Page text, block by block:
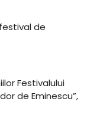
de
Festivalului
de Eminescu”,